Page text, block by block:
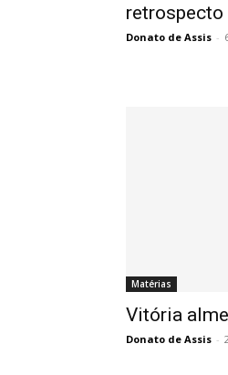
retrospecto
Donato de Assis -
Matérias
Vitória
Donato de Assis -